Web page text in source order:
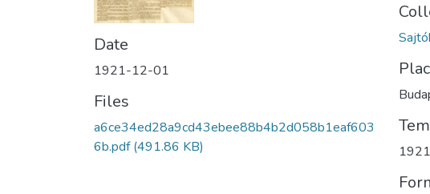
Date
1921-12-01
Files
a6ce34ed28a9cd43ebee88b4b2d058b1eaf603
6b.pdf(491.86 KB) 1921